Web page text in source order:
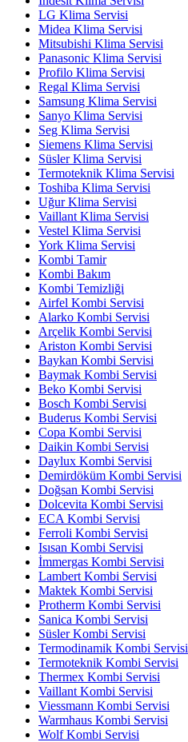
LG Klima Servisi
Midea Klima Servisi
Mitsubishi Klima Servisi
Panasonic Klima Servisi
Profilo Klima Servisi
Regal Klima Servisi
Samsung Klima Servisi
Sanyo Klima Servisi
Seg Klima Servisi
Siemens Klima Servisi
Süsler Klima Servisi
Termoteknik Klima Servisi
Toshiba Klima Servisi
Uğur Klima Servisi
Vaillant Klima Servisi
Vestel Klima Servisi
York Klima Servisi
Kombi Tamir
Kombi Bakım
Kombi Temizliği
Airfel Kombi Servisi
Alarko Kombi Servisi
Arçelik Kombi Servisi
Ariston Kombi Servisi
Baykan Kombi Servisi
Baymak Kombi Servisi
Beko Kombi Servisi
Bosch Kombi Servisi
Buderus Kombi Servisi
Copa Kombi Servisi
Daikin Kombi Servisi
Daylux Kombi Servisi
Demirdöküm Kombi Servisi
Doğsan Kombi Servisi
Dolcevita Kombi Servisi
ECA Kombi Servisi
Ferroli Kombi Servisi
Isısan Kombi Servisi
İmmergas Kombi Servisi
Lambert Kombi Servisi
Maktek Kombi Servisi
Protherm Kombi Servisi
Sanica Kombi Servisi
Süsler Kombi Servisi
Termodinamik Kombi Servisi
Termoteknik Kombi Servisi
Thermex Kombi Servisi
Vaillant Kombi Servisi
Viessmann Kombi Servisi
Warmhaus Kombi Servisi
Wolf Kombi Servisi